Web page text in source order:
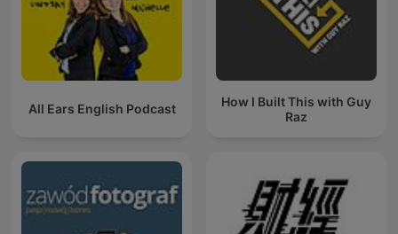
All Ears English Podcast
How I Built This with Guy
Raz